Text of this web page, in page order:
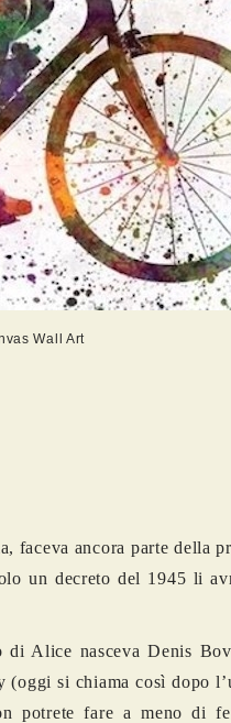
Wall Art
faceva ancora parte della
un decreto del 1945 li
di Alice nasceva Denis
si chiama così dopo
potrete fare a meno di